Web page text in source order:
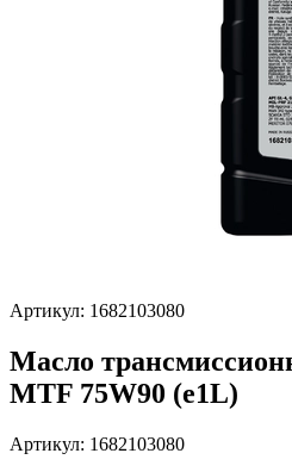
Артикул: 1682103080
Масло
MTF 75W90 (e1L)
Артикул: 1682103080